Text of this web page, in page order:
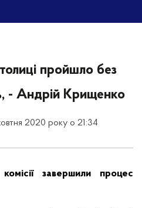
пройшло без
- Андрій Крищенко
2020 року о 21:34
завершили процес